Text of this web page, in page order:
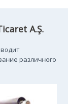
A.Ş.
различного